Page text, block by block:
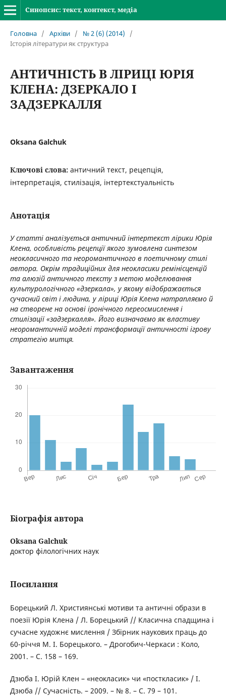
Синопсис: текст, контекст, медіа
Головна / Архіви / № 2 (6) (2014)
/
Історія літератури як структура
АНТИЧНІСТЬ В ЛІРИЦІ ЮРІЯ
КЛЕНА: ДЗЕРКАЛО І
ЗАДЗЕРКАЛЛЯ
Oksana Galchuk
Ключові слова: античний текст, рецепція,
інтерпретація, стилізація, інтертекстуальність
Анотація
У статті аналізується античний інтертекст лірики Юрія
Клена, особливість рецепції якого зумовлена синтезом
неокласичного та неоромантичного в поетичному стилі
автора. Окрім традиційних для неокласики ремінісценцій
та алюзій античного тексту з метою моделювання
культурологічного «дзеркала», у якому відображається
сучасний світ і людина, у ліриці Юрія Клена натрапляємо й
на створене на основі іронічного переосмислення і
стилізації «задзеркалля». Його визначаємо як властиву
неоромантичній моделі трансформації античності ігрову
стратегію митця.
Завантаження
Біографія автора
Oksana Galchuk
доктор філологічних наук
Посилання
Борецький Л. Християнські мотиви та античні образи в
поезії Юрія Клена / Л. Борецький // Класична спадщина і
сучасне художнє мислення / Збірник наукових праць до
60-річчя М. І. Борецького. – Дрогобич-Черкаси : Коло,
2001. – С. 158 – 169.
Дзюба І. Юрій Клен – «неокласик» чи «посткласик» / І.
Дзюба // Сучасність. – 2009. – № 8. – С. 79 – 101.